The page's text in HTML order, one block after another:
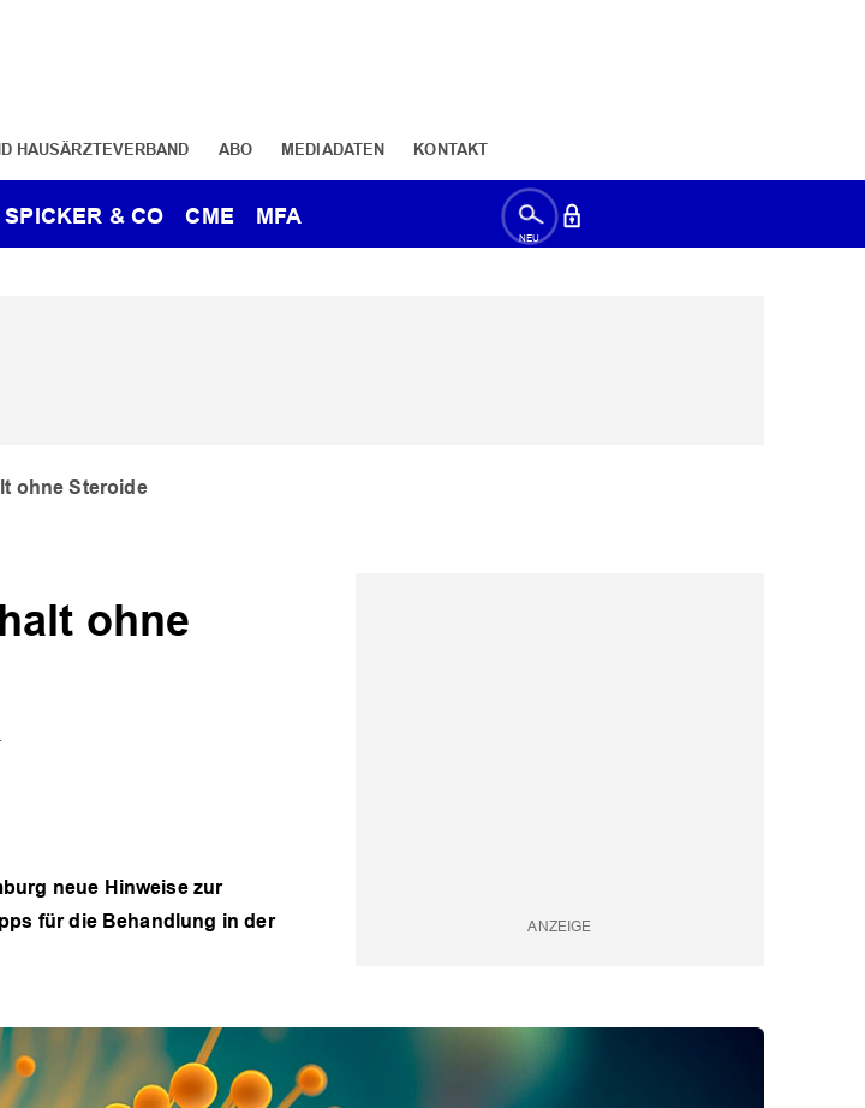
HAUSÄRZTEVERBAND ABO MEDIADATEN KONTAKT
SPICKER & CO CME MFA
ohne Steroide
ohne
neue Hinweise zur
für die Behandlung in der